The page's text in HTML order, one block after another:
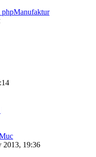
2013, 19:36